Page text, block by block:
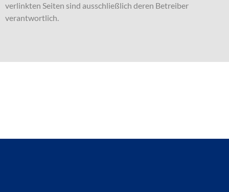
verlinkten Seiten sind ausschließlich deren Betreiber
verantwortlich.